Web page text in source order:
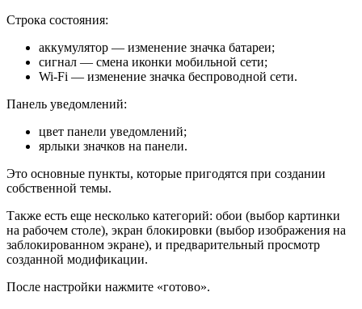
Строка состояния:
аккумулятор — изменение значка батареи;
сигнал — смена иконки мобильной сети;
Wi-Fi — изменение значка беспроводной сети.
Панель уведомлений:
цвет панели уведомлений;
ярлыки значков на панели.
Это основные пункты, которые пригодятся при создании
собственной темы.
Также есть еще несколько категорий: обои (выбор картинки
на рабочем столе), экран блокировки (выбор изображения на
заблокированном экране), и предварительный просмотр
созданной модификации.
После настройки нажмите «готово».